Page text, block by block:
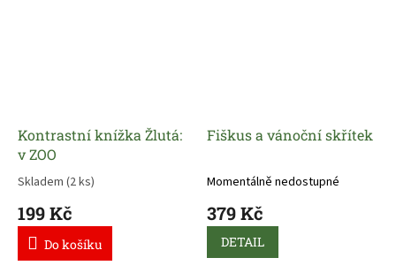
Kontrastní knížka Žlutá:
v ZOO
Skladem (2 ks)
199 Kč
Do košíku
Fiškus a vánoční skřítek
Momentálně nedostupné
379 Kč
DETAIL